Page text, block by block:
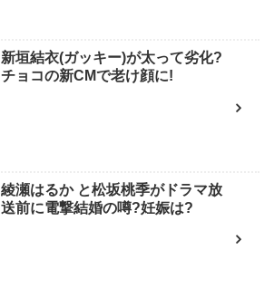
新垣結衣(ガッキー)が太って劣化?
チョコの新CMで老け顔に!
綾瀬はるか と松坂桃季がドラマ放
送前に電撃結婚の噂?妊娠は?